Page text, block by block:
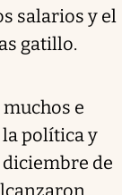
salarios y el
gatillo.
e
política y
de